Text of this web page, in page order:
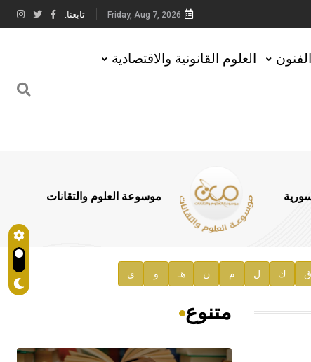
Friday, Aug 7, 2026 تابعنا:
العلوم القانونية والاقتصادية
موسوعة العلوم والتقانات
ق ك ل م ن هـ و ي
متنوع